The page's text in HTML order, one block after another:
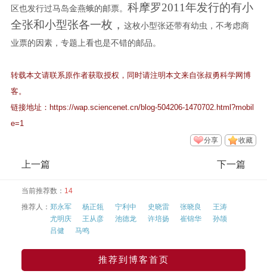
区也发行过马岛金燕蛾的邮票。 科摩罗2011年发行的有小
全张和小型张各一枚， 这枚小型张还带有幼虫，不考虑商
业票的因素，专题上看也是不错的邮品。
转载本文请联系原作者获取授权，同时请注明本文来自张叔勇科学网博
客。
链接地址： https://wap.sciencenet.cn/blog-504206-1470702.html?mobil
e=1
收藏
分享
上一篇 下一篇
当前推荐数： 14
推荐人： 郑永军 杨正瓴 宁利中 史晓雷 张晓良
王涛
尤明庆
王从彦 池德龙 许培扬 崔锦华
孙颉
吕健
马鸣
推荐到博客首页